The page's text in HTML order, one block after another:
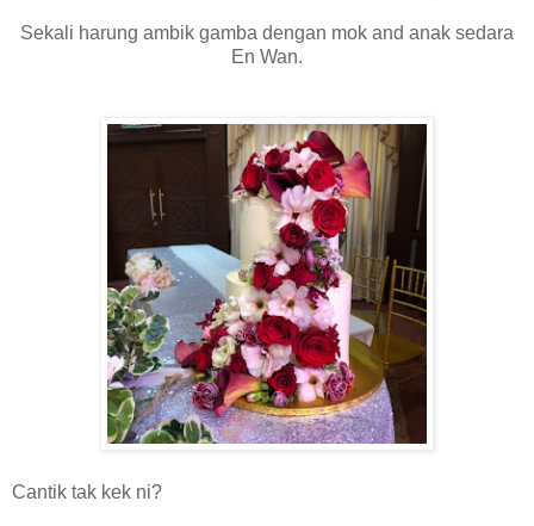
Sekali harung ambik gamba dengan mok and anak sedara
En Wan.
Cantik tak kek ni?